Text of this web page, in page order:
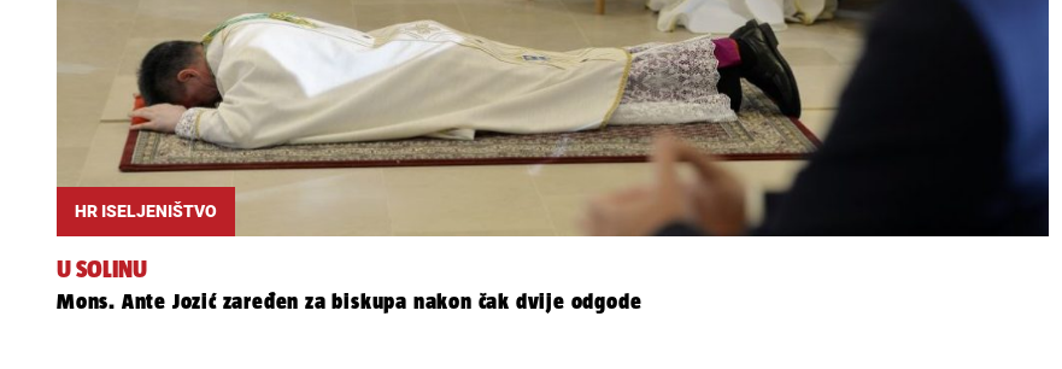
HR ISELJENIŠTVO
U SOLINU
Mons. Ante Jozić zaređen za biskupa nakon čak dvije odgode